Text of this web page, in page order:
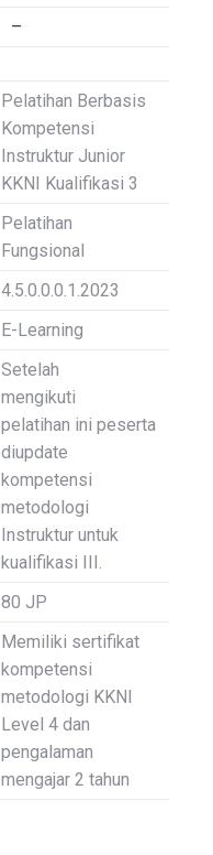
–
Pelatihan Berbasis
Kompetensi
Instruktur Junior
KKNI Kualifikasi 3
Pelatihan
Fungsional
4.5.0.0.0.1.2023
E-Learning
Setelah
mengikuti
pelatihan ini peserta
diupdate
kompetensi
metodologi
Instruktur untuk
kualifikasi III.
80 JP
Memiliki sertifikat
kompetensi
metodologi KKNI
Level 4 dan
pengalaman
mengajar 2 tahun